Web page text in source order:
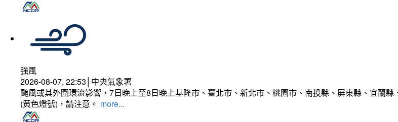
強風
2026-08-07, 22:53│中央氣象署
颱風或其外圍環流影響，7日晚上至8日晚上基隆市、臺北市、新北市、桃園市、南投縣、屏東縣、宜蘭
(黃色燈號)，請注意。 more...